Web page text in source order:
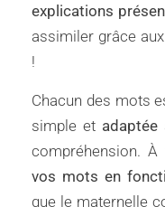
explications
assimiler grâce
!
Chacun des mots
simple et adaptée
compréhension.
vos mots en
que le maternelle